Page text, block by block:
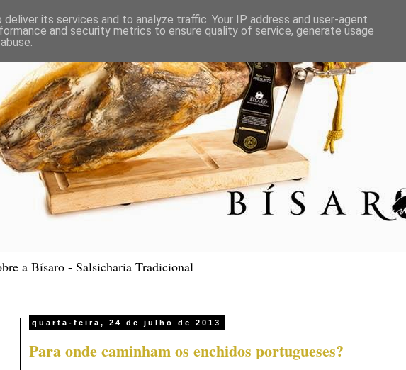
a Bísaro - Salsicharia Tradicional
quarta-feira, 24 de julho de 2013
Para onde caminham os enchidos portugueses?
its services and to analyze traffic. Your IP address and user-agent
and security metrics to ensure quality of service, generate usage